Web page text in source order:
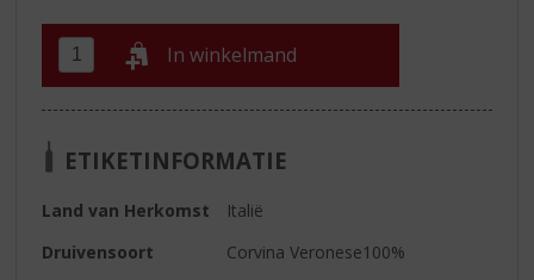
In winkelmand
ETIKETINFORMATIE
Land van Herkomst
Italië
Druivensoort
Corvina Veronese100%